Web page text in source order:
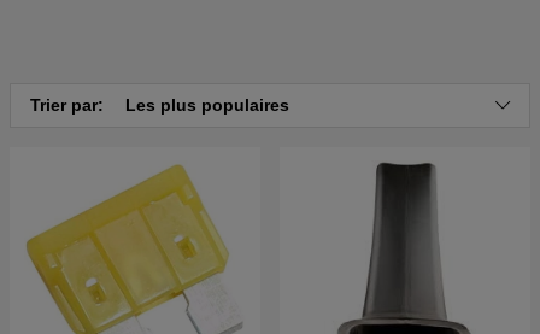
Cliquez ici pour la vue éclatée et la liste des pièces
Trier par: Les plus populaires